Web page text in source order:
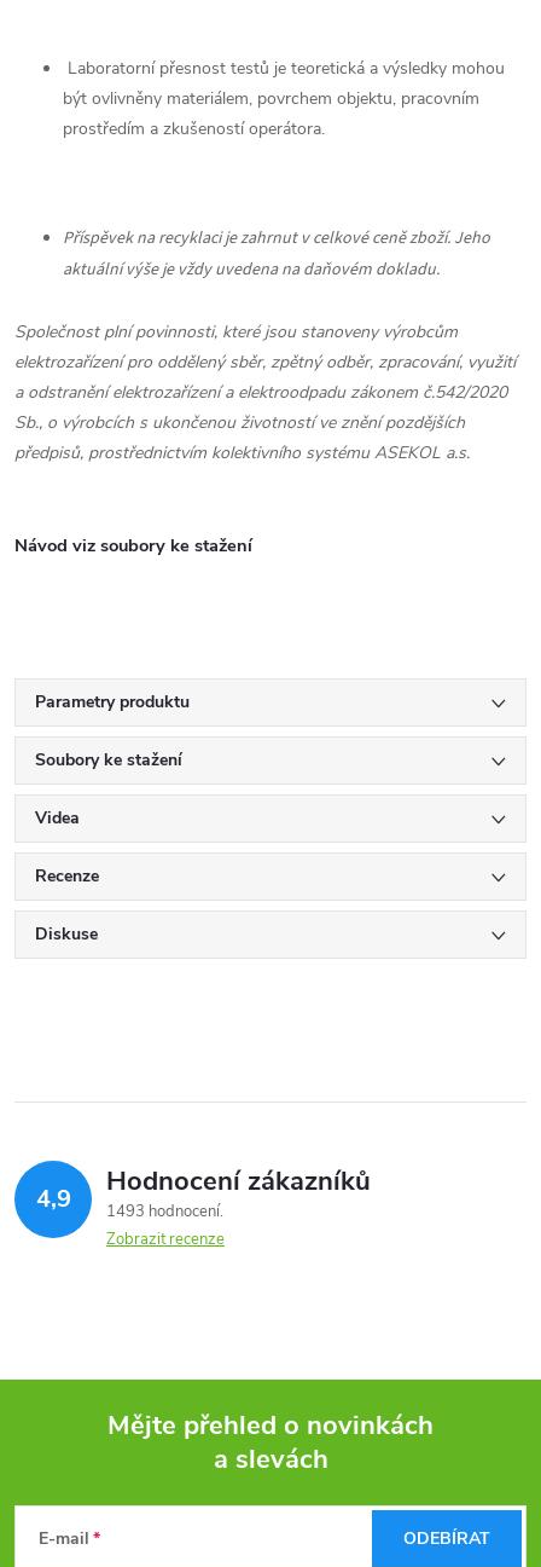
Laboratorní přesnost testů je teoretická a výsledky mohou
být ovlivněny materiálem, povrchem objektu, pracovním
prostředím a zkušeností operátora.
Příspěvek na recyklaci je zahrnut v celkové ceně zboží. Jeho
aktuální výše je vždy uvedena na daňovém dokladu.
Společnost plní povinnosti, které jsou stanoveny výrobcům
elektrozařízení pro oddělený sběr, zpětný odběr, zpracování, využití
a odstranění elektrozařízení a elektroodpadu zákonem č.542/2020
Sb., o výrobcích s ukončenou životností ve znění pozdějších
předpisů, prostřednictvím kolektivního systému ASEKOL a.s.
Návod viz soubory ke stažení
Parametry produktu
Soubory ke stažení
Videa
Recenze
Diskuse
4,9 Hodnocení zákazníků
1493 hodnocení
Zobrazit recenze
Mějte přehled o novinkách
a slevách
E-mail ODEBÍRAT